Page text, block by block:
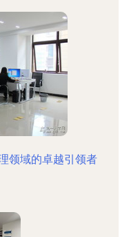
领域的卓越引领者